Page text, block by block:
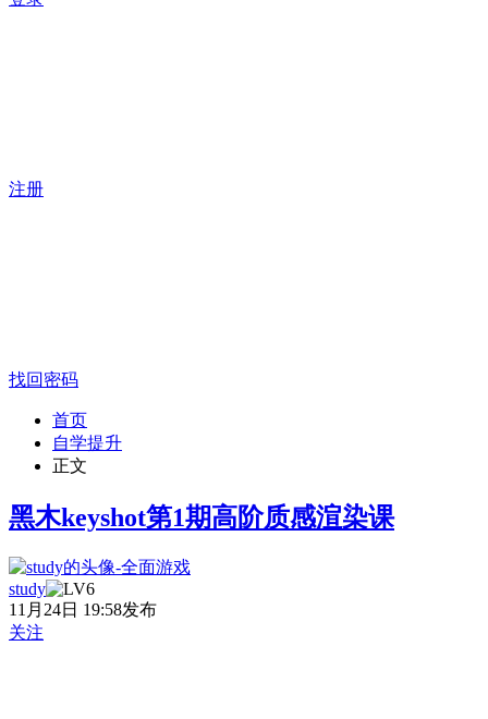
注册
找回密码
首页
自学提升
正文
黑木keyshot第1期高阶质感渲染课
study
11月24日 19:58发布
关注